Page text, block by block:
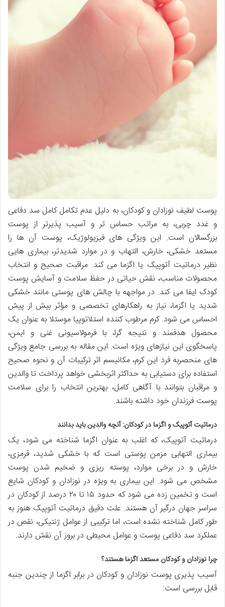
پوست لطیف نوزادان و کودکان، به دلیل عدم تکامل کامل سد دفاعی
و غدد چربی، به مراتب حساس تر و آسیب پذیرتر از پوست
بزرگسالان است. این ویژگی های فیزیولوژیک، پوست آن ها را
مستعد خشکی، خارش، التهاب و در موارد شدیدتر، بیماری هایی
نظیر درماتیت آتوپیک یا اگزما می کند. مراقبت صحیح و انتخاب
محصولات مناسب، نقش حیاتی در حفظ سلامت و آسایش پوست
کودک ایفا می کند. در مواجهه با چالش های پوستی مانند خشکی
شدید یا اگزما، نیاز به راهکارهای تخصصی و مؤثر بیش از پیش
احساس می شود. کرم مرطوب کننده استلاتوپیا موستلا به عنوان یک
محصول هدفمند و نتیجه گرا، با فرمولاسیونی غنی و ایمن،
پاسخگوی این نیازهای ویژه است. این مقاله به بررسی جامع ویژگی
های منحصربه فرد این کرم، مکانیسم اثر ترکیبات آن و نحوه صحیح
استفاده برای دستیابی به حداکثر اثربخشی خواهد پرداخت تا والدین
و مراقبان بتوانند با آگاهی کامل، بهترین انتخاب را برای سلامت
پوست فرزندان خود داشته باشند.
درماتیت آتوپیک و اگزما در کودکان: آنچه والدین باید بدانند
درماتیت آتوپیک، که اغلب به عنوان اگزما شناخته می شود، یک
بیماری التهابی مزمن پوستی است که با خشکی شدید، قرمزی،
خارش و در برخی موارد، پوسته ریزی و ضخیم شدن پوست
مشخص می شود. این بیماری به ویژه در نوزادان و کودکان شایع
است و تخمین زده می شود که حدود ۱۵ تا ۲۰ درصد از کودکان در
سراسر جهان درگیر آن هستند. علت دقیق درماتیت آتوپیک هنوز به
طور کامل شناخته نشده است، اما ترکیبی از عوامل ژنتیکی، نقص در
عملکرد سد دفاعی پوست و عوامل محیطی در بروز آن نقش دارند.
چرا نوزادان و کودکان مستعد اگزما هستند؟
آسیب پذیری پوست نوزادان و کودکان در برابر اگزما از چندین جنبه
قابل بررسی است: